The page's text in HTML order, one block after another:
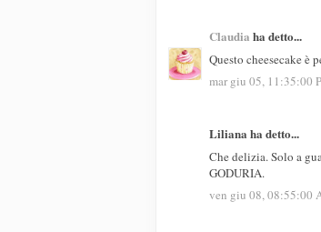
Claudia ha detto...
Questo cheesecake è
mar giu 05, 11:35:00
Liliana ha detto...
Che delizia. Solo a
GODURIA.
ven giu 08, 08:55:00